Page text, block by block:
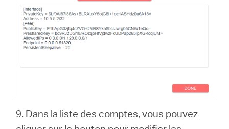
9. Dans la liste des comptes, vous pouvez